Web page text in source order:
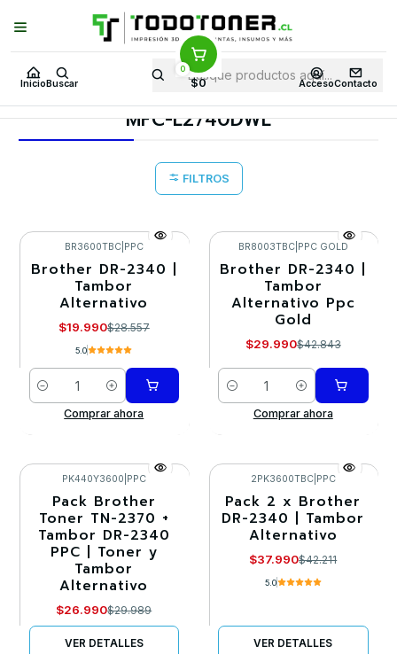
Inicio Buscar
0
$0 AccesoContacto
Puedes Elegir: Comprar enTienda· Despachoa Todo Chile · Retiro en
Tienda en24 Horas
Inicio Toner y tambor Tambor Alternativo BROTHER
Equipos BROTHER MFC-L2740DWL
MFC-L2740DWL
FILTROS
-30%
BR3600TBC| PPC
Brother DR-2340 |
Tambor
Alternativo
$19.990$28.557
5.0
Cantidad
Comprar ahora
-30%
BR8003TBC| PPC GOLD
Brother DR-2340 |
Tambor
Alternativo Ppc
Gold
$29.990$42.843
Cantidad
Comprar ahora
-10%
Agotado
PK440Y3600 PPC
Pack Brother
Toner TN-2370 +
Tambor DR-2340
PPC | Toner y
Tambor
Alternativo
$26.990$29.989
VER DETALLES
-10%
Agotado
2PK3600TBC| PPC
Pack 2 x Brother
DR-2340 | Tambor
Alternativo
$37.990$42.211
5.0
VER DETALLES